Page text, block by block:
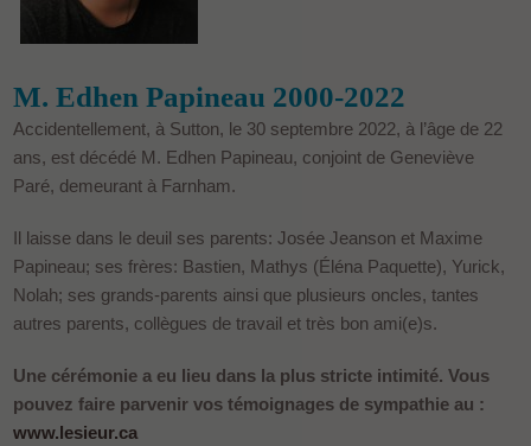
M. Edhen Papineau 2000-2022
Accidentellement, à Sutton, le 30 septembre 2022, à l’âge de 22
ans, est décédé M. Edhen Papineau, conjoint de Geneviève
Paré, demeurant à Farnham.
Il laisse dans le deuil ses parents: Josée Jeanson et Maxime
Papineau; ses frères: Bastien, Mathys (Éléna Paquette), Yurick,
Nolah; ses grands-parents ainsi que plusieurs oncles, tantes
autres parents, collègues de travail et très bon ami(e)s.
Une cérémonie a eu lieu dans la plus stricte intimité. Vous
pouvez faire parvenir vos témoignages de sympathie au :
www.lesieur.ca